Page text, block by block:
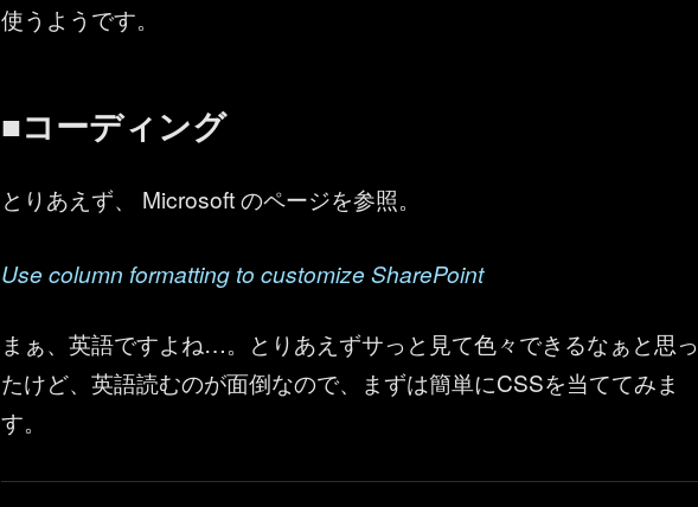
使うようです。
■コーディング
とりあえず、 Microsoft のページを参照。
Use column formatting to customize SharePoint
まぁ、英語ですよね…。とりあえずサっと見て色々できるなぁと思っ
たけど、英語読むのが面倒なので、まずは簡単にCSSを当ててみま
す。